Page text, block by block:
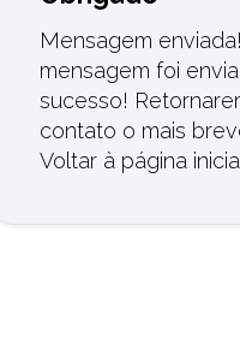
Mensagem
mensagem foi
sucesso!
contato o mais
Voltar à página